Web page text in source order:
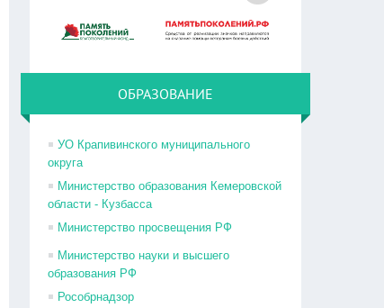
ОБРАЗОВАНИЕ
УО Крапивинского муниципального
округа
Министерство образования Кемеровской
области - Кузбасса
Министерство просвещения РФ
Министерство науки и высшего
образования РФ
Рособрнадзор